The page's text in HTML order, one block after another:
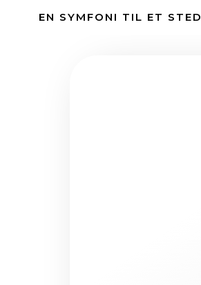
EN SYMFONI TIL ET STED